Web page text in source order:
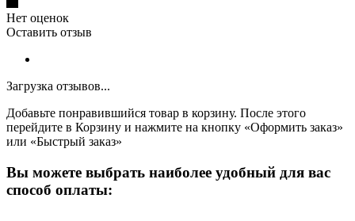
Нет оценок
Оставить отзыв
Загрузка отзывов...
Добавьте понравившийся товар в корзину. После этого
перейдите в Корзину и нажмите на кнопку «Оформить заказ»
или «Быстрый заказ»
Вы можете выбрать наиболее удобный для вас
способ оплаты: